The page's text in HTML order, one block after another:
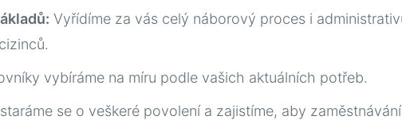
Vyřídíme za vás celý náborový proces i
vybíráme na míru podle vašich aktuálních potřeb.
se o veškeré povolení a zajistíme, aby